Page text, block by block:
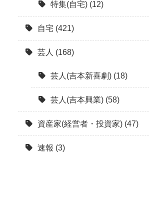
特集(自宅) (12)
自宅 (421)
芸人 (168)
芸人(吉本新喜劇) (18)
芸人(吉本興業) (58)
資産家(経営者・投資家) (47)
速報 (3)